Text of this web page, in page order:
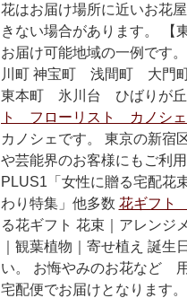
花はお届け場所に近いお花
きない場合があります。
お届け可能地域の一例
川町 神宝町 浅間町 大
東本町 氷川台 ひばりが
ト フローリスト カノシェ
カノシェです。 東京の新宿
や芸能界のお客様にもご利
PLUS1「女性に贈る宅配花
わり特集」他多数 花ギフト
る花ギフト 花束｜アレンジ
｜観葉植物｜寄せ植え 誕
い。 お悔やみのお花など
宅配便でお届けとなります